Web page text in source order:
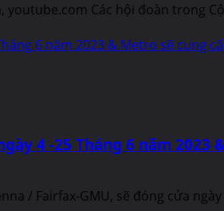
Các hội đoàn trong
6 năm 2023 & Metro sẽ cung
4 -25 Tháng 6 năm
/ Fairfax-GMU, sẽ đóng cửa ngày